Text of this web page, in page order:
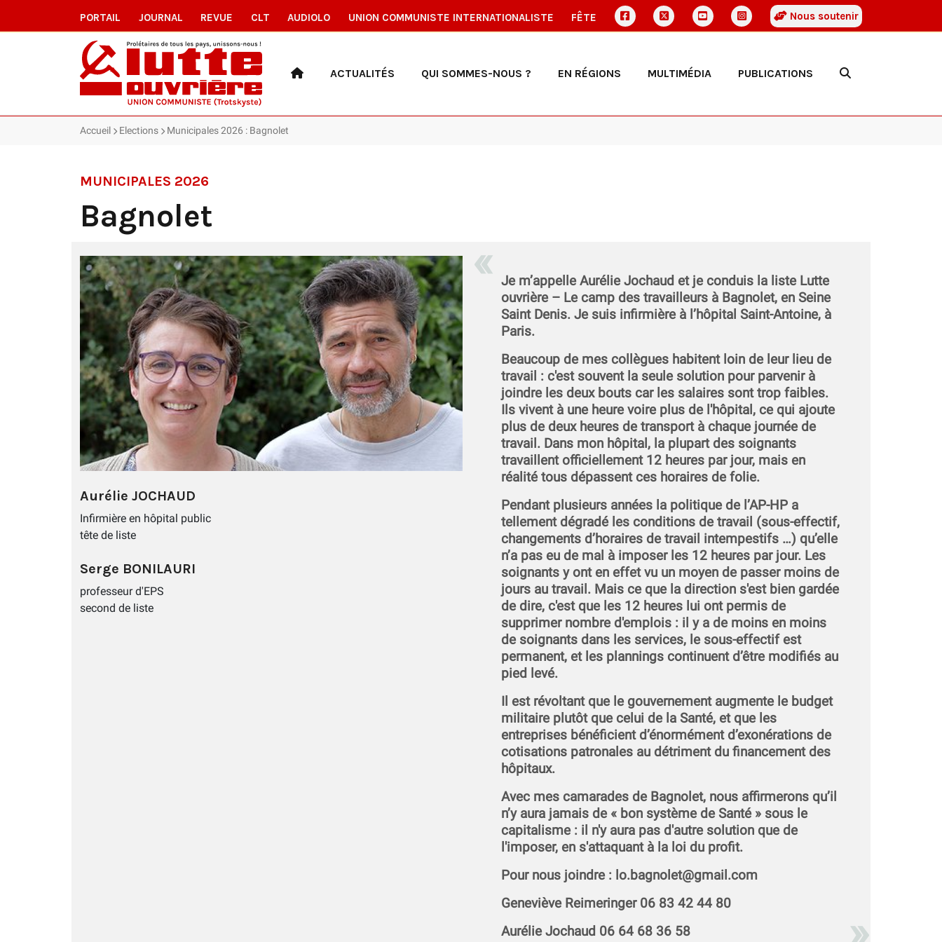
PORTAIL JOURNAL REVUE CLT AUDIOLO UNION COMMUNISTE INTERNATIONALISTE FÊTE Nous soutenir
ACTUALITÉS QUI SOMMES-NOUS ? EN RÉGIONS MULTIMÉDIA PUBLICATIONS
Accueil Elections Municipales 2026 : Bagnolet
MUNICIPALES 2026
Bagnolet
Aurélie JOCHAUD
Infirmière en hôpital public
tête de liste
Serge BONILAURI
professeur d'EPS
second de liste
Je m’appelle Aurélie Jochaud et je conduis la liste Lutte
ouvrière – Le camp des travailleurs à Bagnolet, en Seine
Saint Denis. Je suis infirmière à l’hôpital Saint-Antoine, à
Paris.
Beaucoup de mes collègues habitent loin de leur lieu de
travail : c'est souvent la seule solution pour parvenir à
joindre les deux bouts car les salaires sont trop faibles.
Ils vivent à une heure voire plus de l'hôpital, ce qui ajoute
plus de deux heures de transport à chaque journée de
travail. Dans mon hôpital, la plupart des soignants
travaillent officiellement 12 heures par jour, mais en
réalité tous dépassent ces horaires de folie.
Pendant plusieurs années la politique de l’AP-HP a
tellement dégradé les conditions de travail (sous-effectif,
changements d’horaires de travail intempestifs …) qu’elle
n’a pas eu de mal à imposer les 12 heures par jour. Les
soignants y ont en effet vu un moyen de passer moins de
jours au travail. Mais ce que la direction s'est bien gardée
de dire, c'est que les 12 heures lui ont permis de
supprimer nombre d'emplois : il y a de moins en moins
de soignants dans les services, le sous-effectif est
permanent, et les plannings continuent d’être modifiés au
pied levé.
Il est révoltant que le gouvernement augmente le budget
militaire plutôt que celui de la Santé, et que les
entreprises bénéficient d’énormément d’exonérations de
cotisations patronales au détriment du financement des
hôpitaux.
Avec mes camarades de Bagnolet, nous affirmerons qu’il
n’y aura jamais de « bon système de Santé » sous le
capitalisme : il n'y aura pas d'autre solution que de
l'imposer, en s'attaquant à la loi du profit.
Pour nous joindre : lo.bagnolet@gmail.com
Geneviève Reimeringer 06 83 42 44 80
Aurélie Jochaud 06 64 68 36 58